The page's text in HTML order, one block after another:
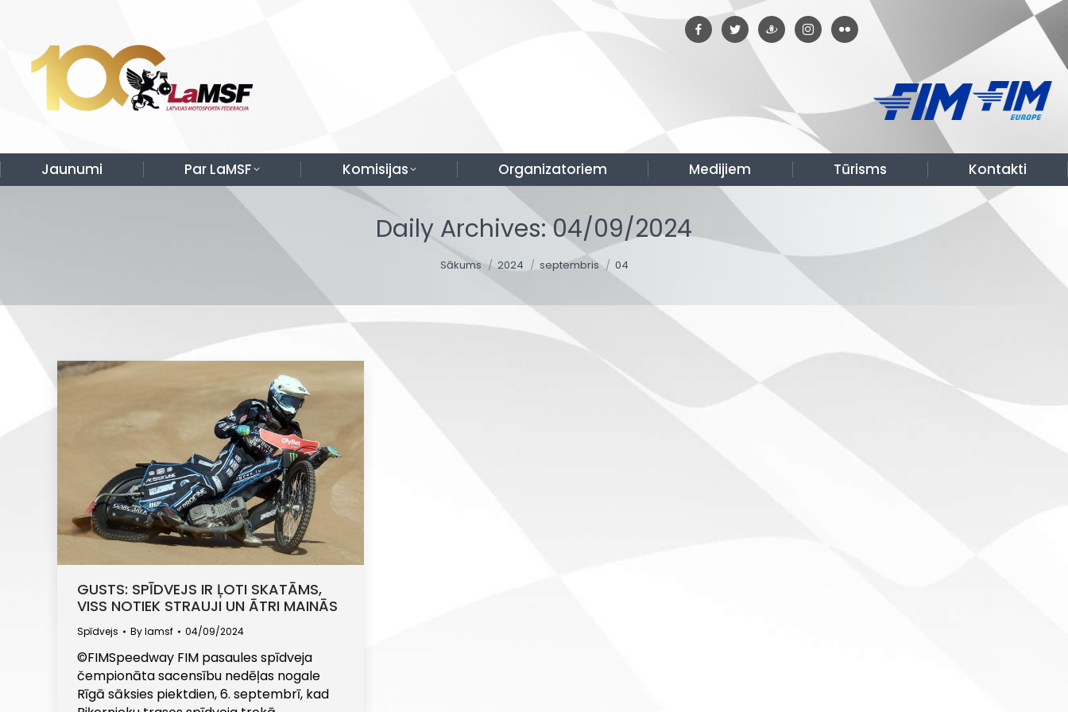
Jaunumi Par LaMSF Komisijas Organizatoriem Medijiem Tūrisms Kontakti
Daily Archives:04/09/2024
You are here:
Sākums 2024 septembris 04
GUSTS: SPĪDVEJS IR ĻOTI SKATĀMS,
VISS NOTIEK STRAUJI UN ĀTRI MAINĀS
Spīdvejs Bylamsf 04/09/2024
©FIMSpeedway FIM pasaules spīdveja
čempionāta sacensību nedēļas nogale
Rīgā sāksies piektdien, 6. septembrī, kad